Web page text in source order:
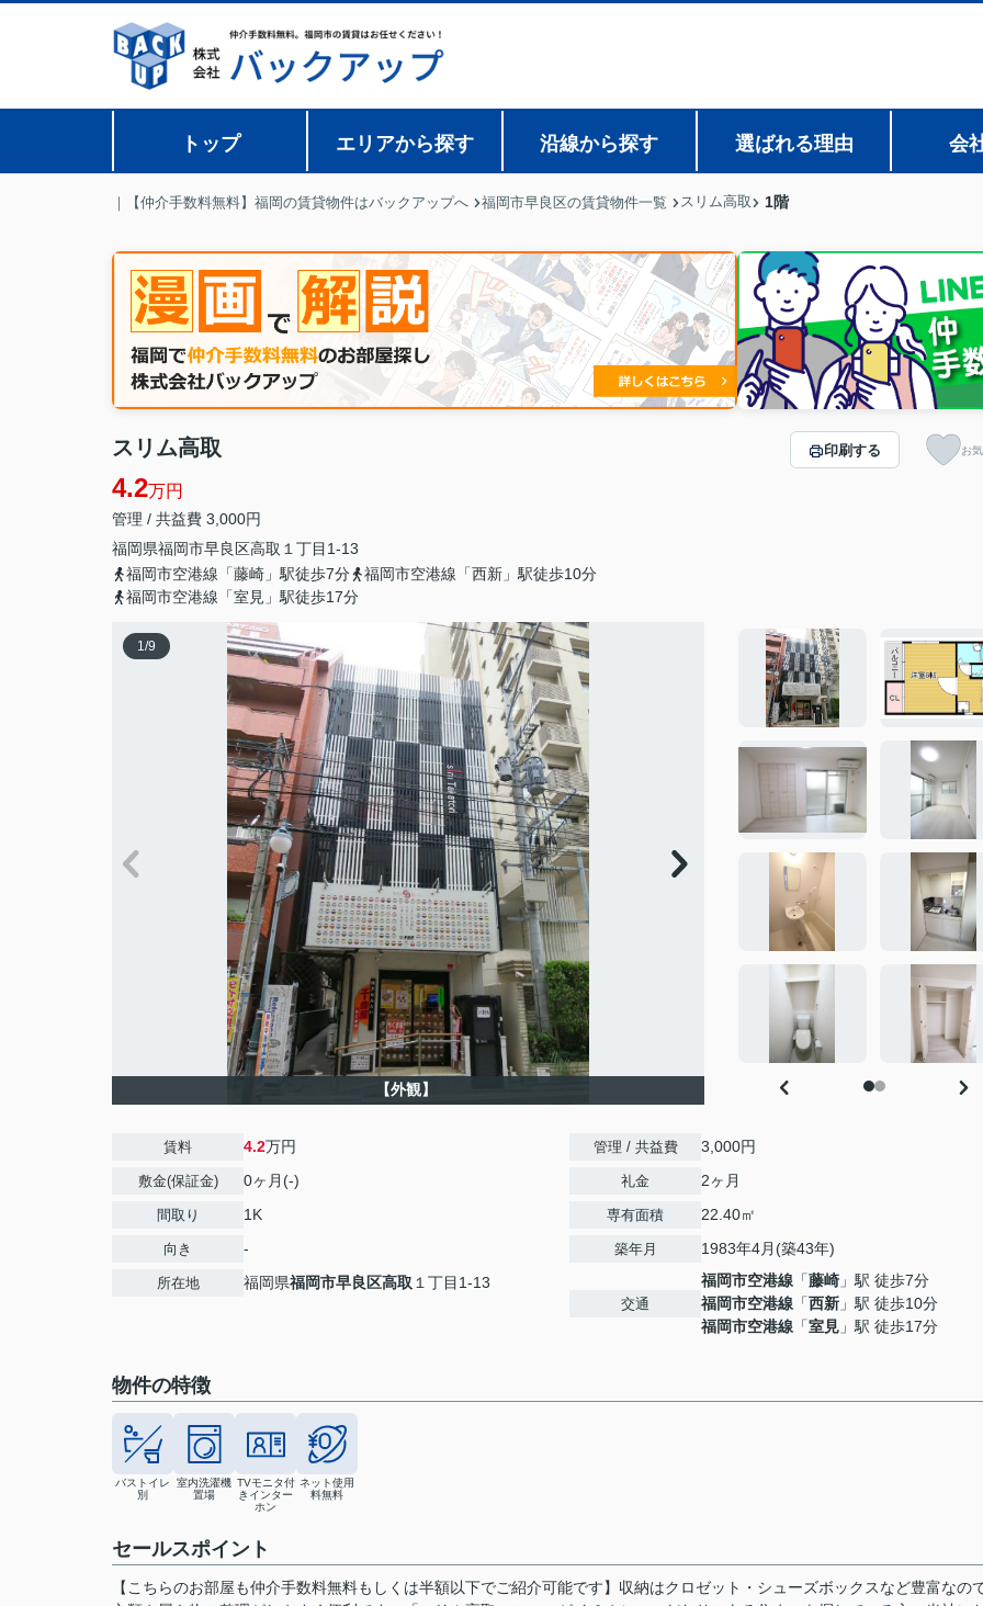
トップ エリアから探す 沿線から探す 選ばれる理由 会
｜【仲介手数料無料】福岡の賃貸物件はバックアップへ 福岡市早良区の賃貸物件一覧 スリム高取 1階
スリム高取
4.2万円
管理 / 共益費 3,000円
福岡県福岡市早良区高取 １丁目1-13
福岡市空港線「藤崎」駅徒歩7分
福岡市空港線「西新」駅徒歩10分
福岡市空港線「室見」駅徒歩17分
印刷する お
1/9
【外観】
賃料 4.2万円
敷金(保証金) 0ヶ月(-)
間取り 1K
向き -
所在地 福岡県福岡市早良区高取 １丁目1-13
管理 / 共益費 3,000円
礼金 2ヶ月
専有面積 22.40㎡
築年月 1983年4月(築43年)
交通
福岡市空港線 「藤崎 」駅 徒歩7分
福岡市空港線 「西新 」駅 徒歩10分
福岡市空港線 「室見 」駅 徒歩17分
物件の特徴
バストイレ
別
室内洗濯機
置場
TVモニタ付
きインター
ホン
ネット使用
料無料
セールスポイント
【こちらのお部屋も仲介手数料無料もしくは半額以下でご紹介可能です】収納はクロゼット・シューズボックスなど豊富なので